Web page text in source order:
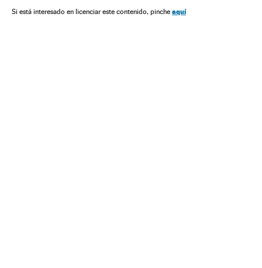
Si está interesado en licenciar este contenido, pinche aquí